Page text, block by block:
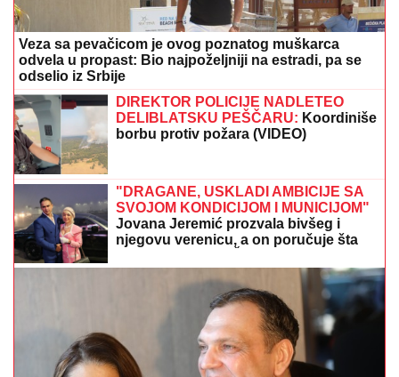
Veza sa pevačicom je ovog poznatog muškarca
odvela u propast: Bio najpoželjniji na estradi, pa se
odselio iz Srbije
DIREKTOR POLICIJE NADLETEO
DELIBLATSKU PEŠČARU: Koordiniše
borbu protiv požara (VIDEO)
"DRAGANE, USKLADI AMBICIJE SA
SVOJOM KONDICIJOM I MUNICIJOM"
Jovana Jeremić prozvala bivšeg i
njegovu verenicu, a on poručuje šta
istina"